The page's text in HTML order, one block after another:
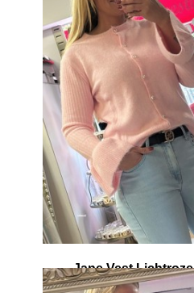
Jane Vest Lichtroze
€ 39,95